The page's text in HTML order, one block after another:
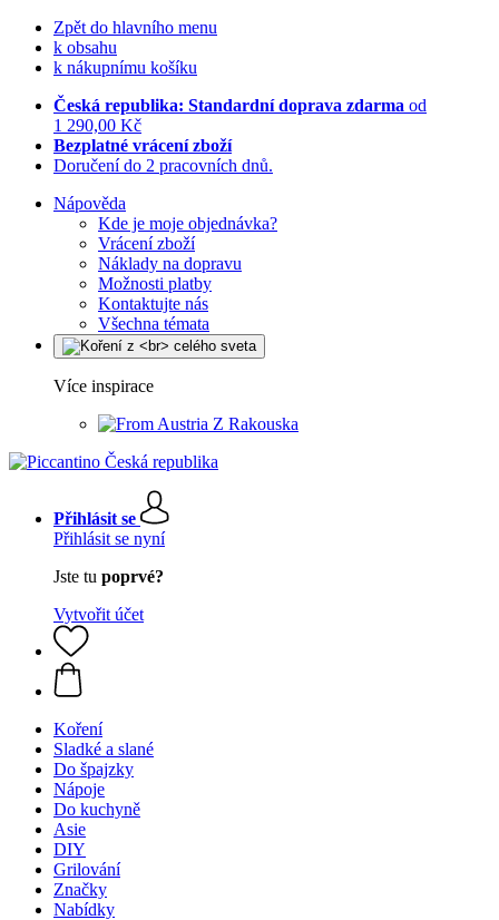
Zpět do hlavního menu
k obsahu
k nákupnímu košíku
Česká republika: Standardní doprava zdarma od
1 290,00 Kč
Bezplatné vrácení zboží
Doručení do 2 pracovních dnů.
Nápověda
Kde je moje objednávka?
Vrácení zboží
Náklady na dopravu
Možnosti platby
Kontaktujte nás
Všechna témata
Více inspirace
Z Rakouska
Přihlásit se
Přihlásit se nyní
Jste tu poprvé?
Vytvořit účet
Koření
Sladké a slané
Do špajzky
Nápoje
Do kuchyně
Asie
DIY
Grilování
Značky
Nabídky